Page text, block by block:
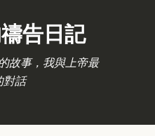
告日記
故事，我與上帝最
對話